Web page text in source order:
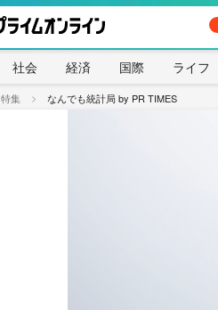
社会 経済 国際 ライフ
特集 なんでも統計局 by PR TIMES